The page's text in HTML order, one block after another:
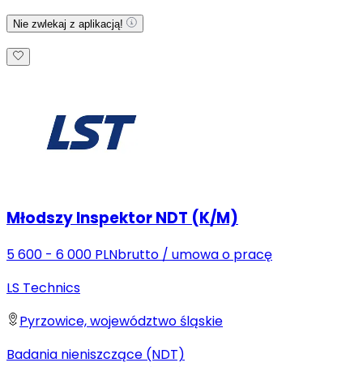
Nie zwlekaj z aplikacją!
Młodszy Inspektor NDT (K/M)
5 600 - 6 000 PLNbrutto / umowa o pracę
LS Technics
Pyrzowice, województwo śląskie
Badania nieniszczące (NDT)